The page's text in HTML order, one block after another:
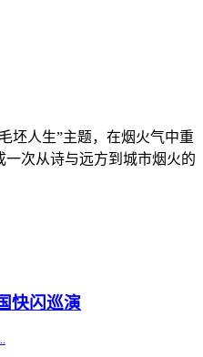
坯人生”主题，在烟火气中重
次从诗与远方到城市烟火的
快闪巡演